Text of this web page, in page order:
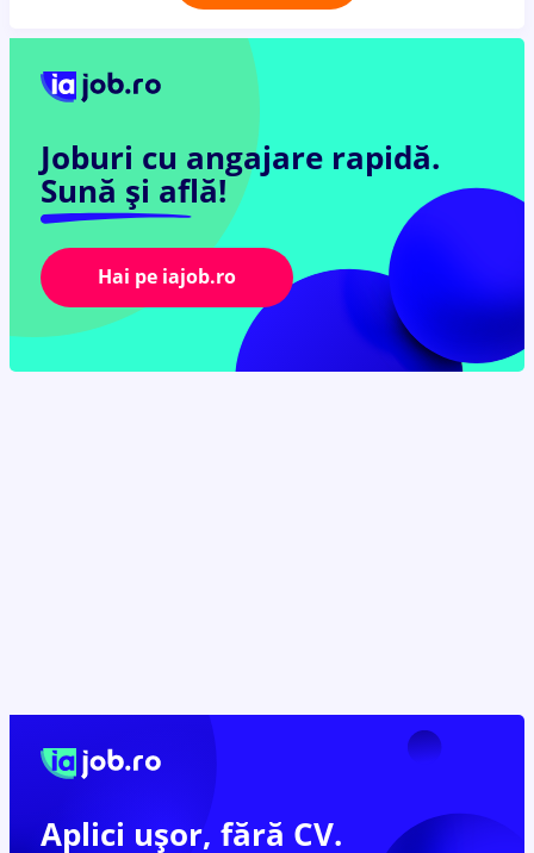
Joburi cu angajare rapidă.
Sună și află!
Hai pe iajob.ro
Aplici ușor, fără CV.